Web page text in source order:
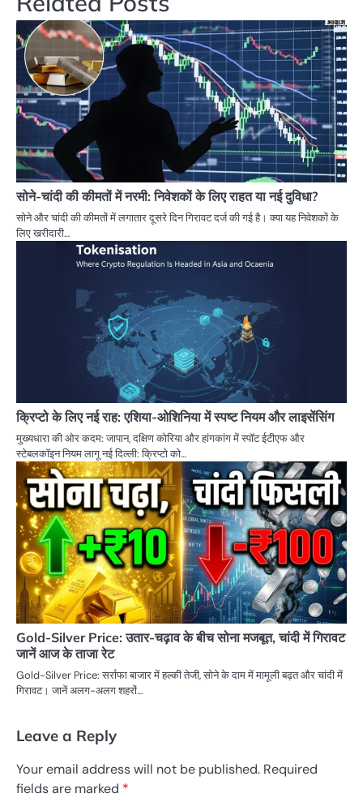
सोने-चांदी की कीमतों में नरमी: निवेशकों के लिए राहत या नई दुविधा?
सोने और चांदी की कीमतों में लगातार दूसरे दिन गिरावट दर्ज की गई है। क्या यह निवेशकों के
लिए खरीदारी…
क्रिप्टो के लिए नई राह: एशिया-ओशिनिया में स्पष्ट नियम और लाइसेंसिंग
मुख्यधारा की ओर कदम: जापान, दक्षिण कोरिया और हांगकांग में स्पॉट ईटीएफ और
स्टेबलकॉइन नियम लागू नई दिल्ली: क्रिप्टो को…
Gold-Silver Price: उतार-चढ़ाव के बीच सोना मजबूत, चांदी में गिरावट
जानें आज के ताजा रेट
Gold-Silver Price: सर्राफा बाजार में हल्की तेजी, सोने के दाम में मामूली बढ़त और चांदी में
गिरावट। जानें अलग-अलग शहरों…
Leave a Reply
Your email address will not be published. Required
fields are marked *